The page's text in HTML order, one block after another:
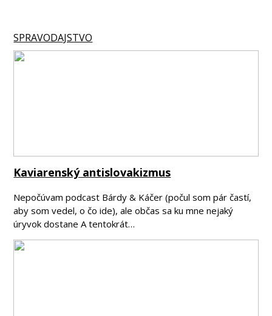
SPRAVODAJSTVO
Kaviarenský antislovakizmus
Nepočúvam podcast Bárdy & Káčer (počul som pár častí,
aby som vedel, o čo ide), ale občas sa ku mne nejaký
úryvok dostane A tentokrát…